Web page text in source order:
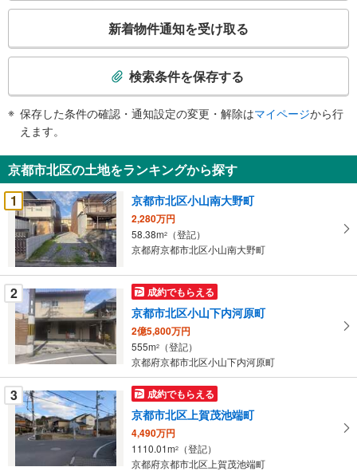
検
知
を
受
け
取
る
・
条
件
を
イ
ペ
ー
ジ
に
保
新着物件通知を受け取る
検索条件を保存する
保存した条件の確認・通知設定の変更・解除はマイページから行
えます。
京都市北区の土地をランキングから探す
1
京都市北区小山南大野町
2,280万円
58.38m2
（登記）
京都府京都市北区小山南大野町
2 成約でもらえる
京都市北区小山下内河原町
2億5,800万円
555m2
（登記）
京都府京都市北区小山下内河原町
3 成約でもらえる
京都市北区上賀茂池端町
4,490万円
1110.01m2
（登記）
京都府京都市北区上賀茂池端町